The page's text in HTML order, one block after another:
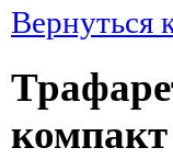
Вернуться